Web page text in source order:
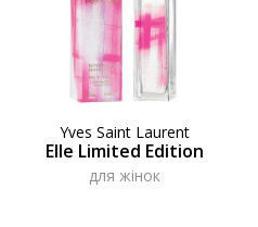
Yves Saint Laurent
Elle Limited Edition
для жінок